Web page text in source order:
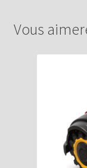
Vous